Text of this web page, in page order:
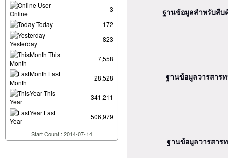
User
Online
3
Today
172
Yesterday
823
This
Month
7,558
Last
Month
28,528
This
Year
341,211
Last
Year
506,979
Start Count : 2014-07-14
ฐานข้อมูลสำหรับสืบ
ฐานข้อมูลวารสาร
ฐานข้อมูลวารสาร